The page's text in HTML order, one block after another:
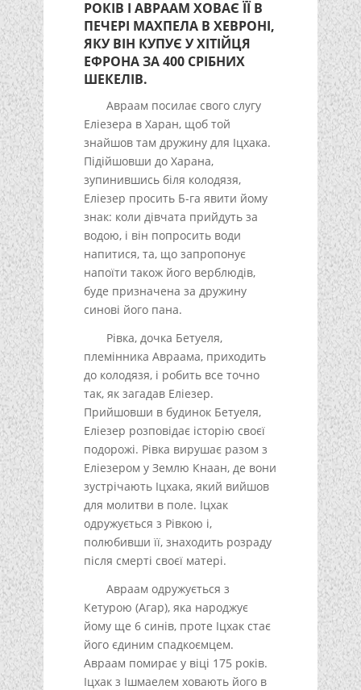
РОКІВ І АВРААМ ХОВАЄ ЇЇ В
ПЕЧЕРІ МАХПЕЛА В ХЕВРОНІ,
ЯКУ ВІН КУПУЄ У ХІТІЙЦЯ
ЕФРОНА ЗА 400 СРІБНИХ
ШЕКЕЛІВ.
Авраам посилає свого слугу
Еліезера в Харан, щоб той
знайшов там дружину для Іцхака.
Підійшовши до Харана,
зупинившись біля колодязя,
Еліезер просить Б-га явити йому
знак: коли дівчата прийдуть за
водою, і він попросить води
напитися, та, що запропонує
напоїти також його верблюдів,
буде призначена за дружину
синові його пана.
Рівка, дочка Бетуеля,
племінника Авраама, приходить
до колодязя, і робить все точно
так, як загадав Еліезер.
Прийшовши в будинок Бетуеля,
Еліезер розповідає історію своєї
подорожі. Рівка вирушає разом з
Еліезером у Землю Кнаан, де вони
зустрічають Іцхака, який вийшов
для молитви в поле. Іцхак
одружується з Рівкою і,
полюбивши її, знаходить розраду
після смерті своєї матері.
Авраам одружується з
Кетурою (Агар), яка народжує
йому ще 6 синів, проте Іцхак стає
його єдиним спадкоємцем.
Авраам помирає у віці 175 років.
Іцхак з Ішмаелем ховають його в